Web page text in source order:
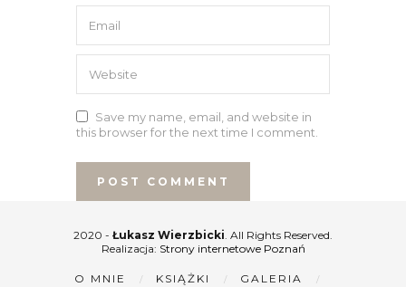
Save my name, email, and website in
this browser for the next time I comment.
2020 - Łukasz Wierzbicki. All Rights Reserved.
Realizacja: Strony internetowe Poznań
O MNIE KSIĄŻKI GALERIA